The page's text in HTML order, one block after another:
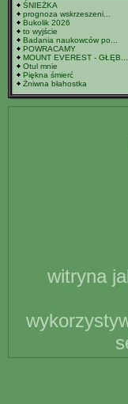
ŚNIEŻKA
prognoza wskrzeszeni...
Bukolik 2026
to wyjście
Badania naukowców po...
POWRACAMY
MOUNT EVEREST - GŁĘB...
Otul mnie
Piękna śmierć
Żniwna błahostka
witryna